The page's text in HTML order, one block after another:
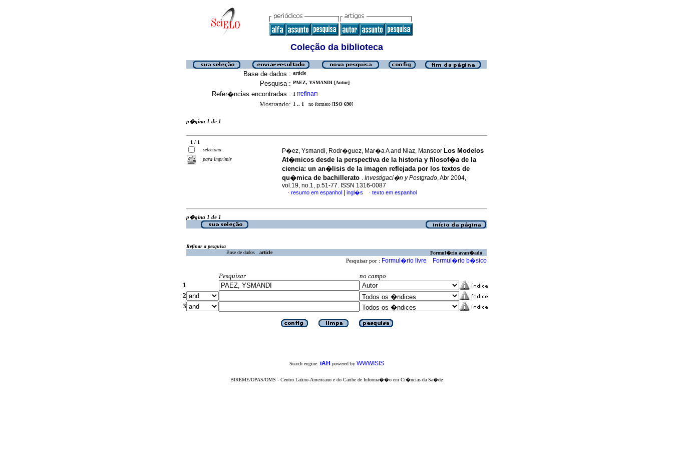
Coleção da biblioteca
Base de dados : article
Pesquisa : PAEZ, YSMANDI [Autor]
Refer�ncias encontradas : 1 [refinar]
Mostrando: 1 .. 1 no formato [ISO 690]
p�gina 1 de 1
1 / 1
seleciona
para imprimir
P�ez, Ysmandi, Rodr�guez, Mar�a A and Niaz, Mansoor Los Modelos
At�micos desde la perspectiva de la historia y filosof�a de la
ciencia: un an�lisis de la imagen reflejada por los textos de
qu�mica de bachillerato . Investigaci�n y Postgrado, Abr 2004,
vol.19, no.1, p.51-77. ISSN 1316-0087
· resumo em espanhol ingl�s · texto em espanhol
p�gina 1 de 1
Refinar a pesquisa
Base de dados : article Formul�rio avan�ado
Pesquisar por : Formul�rio livre Formul�rio b�sico
Pesquisar
no campo
1
2
3
Search engine: iAH powered by WWWISIS
BIREME/OPAS/OMS - Centro Latino-Americano e do Caribe de Informa��o em Ci�ncias da Sa�de